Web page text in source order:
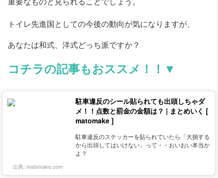
トイレ先進国としての今後の動向が気になりますが、
あなたは和式、洋式どっち派ですか？
コチラの記事もおススメ！！▼
駐車違反のシール貼られても出頭しちゃダ
メ！！点数と罰金の金額は？ | まとめいく [
matomake ]
駐車違反のステッカーを貼られていたら「大損する
から出頭してはいけない」って・・おいおい本当か
よ？
出典: matomake.com